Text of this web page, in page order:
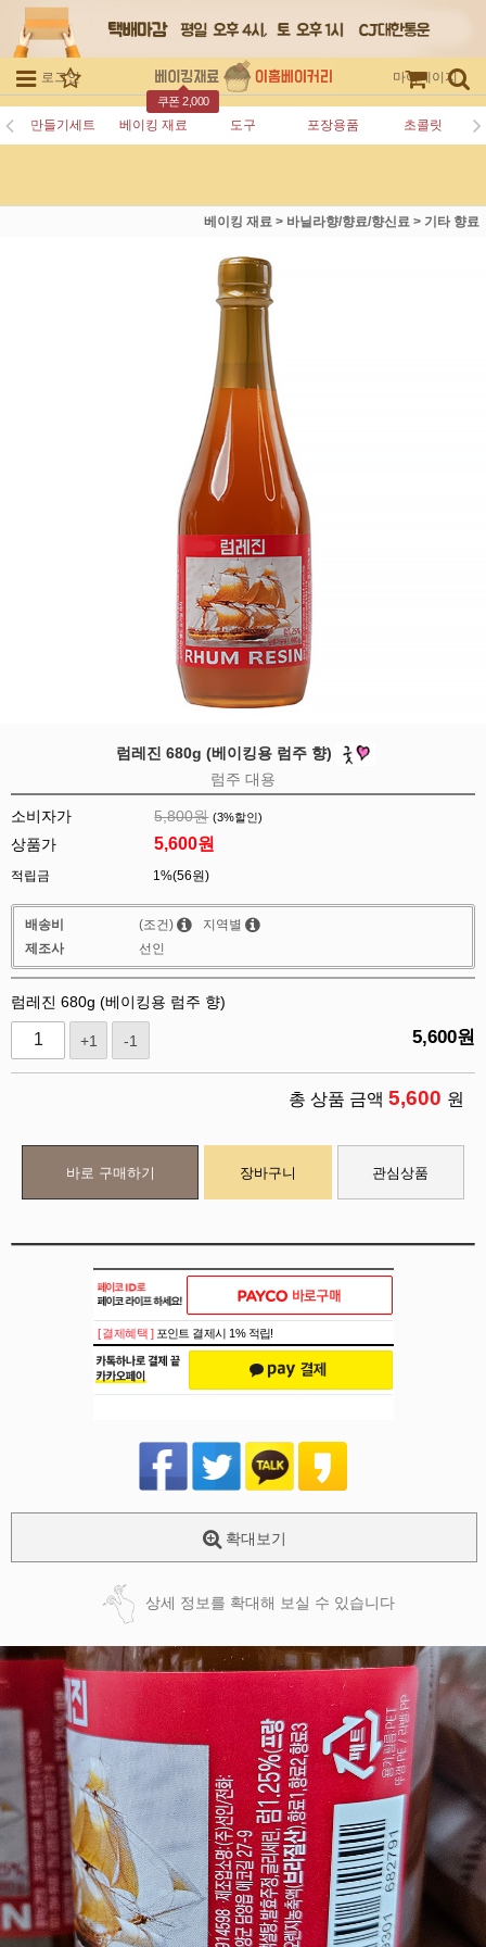
로그인 회원가입
쿠폰 2,000
주문조회 마이페이지
만들기세트 베이킹 재료 도구 포장용품 초콜릿
베이킹 재료 > 바닐라향/향료/향신료 > 기타 향료
럼레진 680g (베이킹용 럼주 향)
럼주 대용
소비자가 5,800원 (3%할인)
상품가 5,600원
적립금 1%(56원)
배송비 (조건)
지역별
제조사
선인
럼레진 680g (베이킹용 럼주 향)
+1 -1 5,600원
총 상품 금액 5,600 원
바로 구매하기 장바구니 관심상품
페이코 ID로
PAYCO 바로
[ 결제혜택 ] 포인트 결제시 1% 적립!
확대보기
상세 정보를 확대해 보실 수 있습니다